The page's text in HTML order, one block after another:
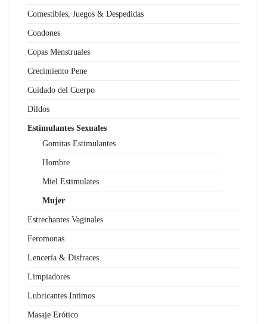
Comestibles, Juegos & Despedidas
Condones
Copas Menstruales
Crecimiento Pene
Cuidado del Cuerpo
Dildos
Estimulantes Sexuales
Gomitas Estimulantes
Hombre
Miel Estimulates
Mujer
Estrechantes Vaginales
Feromonas
Lencería & Disfraces
Limpiadores
Lubricantes Intimos
Masaje Erótico